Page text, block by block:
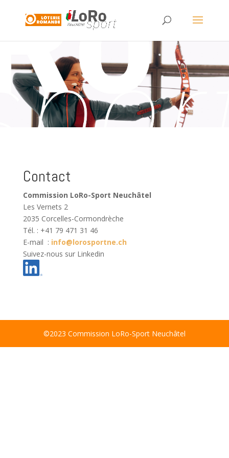
Contact
Commission LoRo-Sport Neuchâtel
Les Vernets 2
2035 Corcelles-Cormondrèche
Tél. : +41 79 471 31 46
E-mail : info@lorosportne.ch
Suivez-nous sur Linkedin
©2023 Commission LoRo-Sport Neuchâtel